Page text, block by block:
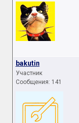
bakutin
Участник
Сообщения: 141